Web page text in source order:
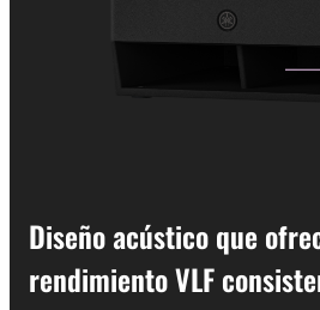
Diseño acústico que
rendimiento VLF